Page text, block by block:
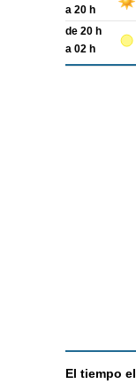
a 20 h
de 20 h
a 02 h
El tiempo el